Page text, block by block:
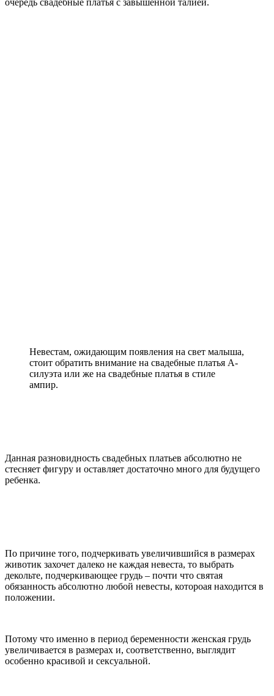
очередь свадебные платья с завышенной талией.
Невестам, ожидающим появления на свет малыша,
стоит обратить внимание на свадебные платья А-
силуэта или же на свадебные платья в стиле
ампир.
Данная разновидность свадебных платьев абсолютно не
стесняет фигуру и оставляет достаточно много для будущего
ребенка.
По причине того, подчеркивать увеличившийся в размерах
животик захочет далеко не каждая невеста, то выбрать
декольте, подчеркивающее грудь – почти что святая
обязанность абсолютно любой невесты, котороая находится в
положении.
Потому что именно в период беременности женская грудь
увеличивается в размерах и, соответственно, выглядит
особенно красивой и сексуальной.